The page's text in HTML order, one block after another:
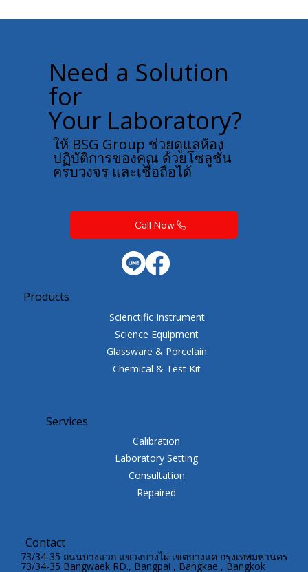
Need a Solution
for
Your Laboratory?
ให้ BSG Group ช่วยดูแลห้อง
ปฏิบัติการของคุณ ด้วยโซลูชั่น
ครบวงจร และเชื่อถือได้
Call Now
Products
Scienctific Instrument
Science Equipment
Glassware & Porcelain
Chemical & Test Kit
Services
Calibration
Laboratory Setting
Consultation
Repaired
Contact
73/34-35 ถนนบางแวก แขวงบางไผ่ เขตบางแค กรุงเทพมหานคร
73/34-35 Bangwaek RD., Bangpai , Bangkae , Bangkok